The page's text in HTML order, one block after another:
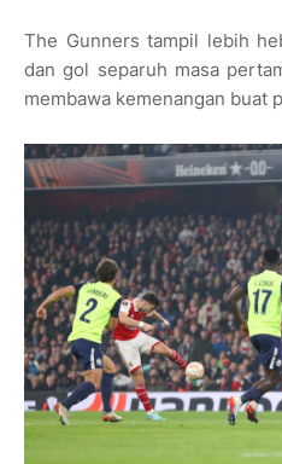
The Gunners tampil lebih
dan gol separuh masa
membawa kemenangan buat